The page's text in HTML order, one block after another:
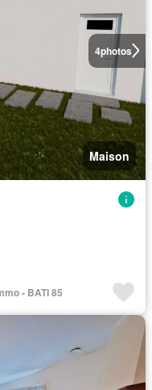
4photos
Maison
- BATI 85